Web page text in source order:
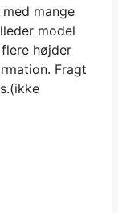
mange
model
højder
Fragt